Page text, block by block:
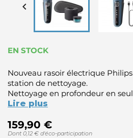

EN STOCK
Nouveau rasoir électrique
station de nettoyage.
Nettoyage en profondeur en
Lire plus
159,90 €
Dont 0,12 € d'éco-participation